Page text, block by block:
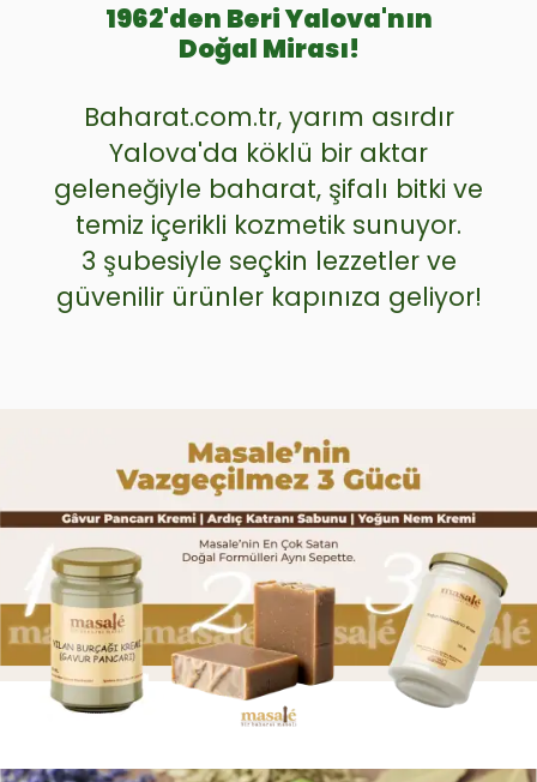
1962'den Beri Yalova'nın
Doğal Mirası!
Baharat.com.tr, yarım asırdır
Yalova'da köklü bir aktar
geleneğiyle baharat, şifalı bitki ve
temiz içerikli kozmetik sunuyor.
3 şubesiyle seçkin lezzetler ve
güvenilir ürünler kapınıza geliyor!